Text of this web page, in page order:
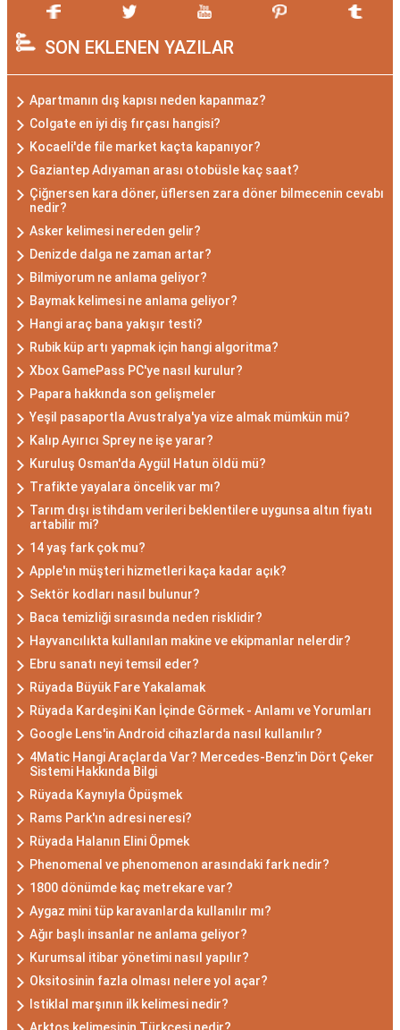
SON EKLENEN YAZILAR
Apartmanın dış kapısı neden kapanmaz?
Colgate en iyi diş fırçası hangisi?
Kocaeli'de file market kaçta kapanıyor?
Gaziantep Adıyaman arası otobüsle kaç saat?
Çiğnersen kara döner, üflersen zara döner bilmecenin cevabı
nedir?
Asker kelimesi nereden gelir?
Denizde dalga ne zaman artar?
Bilmiyorum ne anlama geliyor?
Baymak kelimesi ne anlama geliyor?
Hangi araç bana yakışır testi?
Rubik küp artı yapmak için hangi algoritma?
Xbox GamePass PC'ye nasıl kurulur?
Papara hakkında son gelişmeler
Yeşil pasaportla Avustralya'ya vize almak mümkün mü?
Kalıp Ayırıcı Sprey ne işe yarar?
Kuruluş Osman'da Aygül Hatun öldü mü?
Trafikte yayalara öncelik var mı?
Tarım dışı istihdam verileri beklentilere uygunsa altın fiyatı
artabilir mi?
14 yaş fark çok mu?
Apple'ın müşteri hizmetleri kaça kadar açık?
Sektör kodları nasıl bulunur?
Baca temizliği sırasında neden risklidir?
Hayvancılıkta kullanılan makine ve ekipmanlar nelerdir?
Ebru sanatı neyi temsil eder?
Rüyada Büyük Fare Yakalamak
Rüyada Kardeşini Kan İçinde Görmek - Anlamı ve Yorumları
Google Lens'in Android cihazlarda nasıl kullanılır?
4Matic Hangi Araçlarda Var? Mercedes-Benz'in Dört Çeker
Sistemi Hakkında Bilgi
Rüyada Kaynıyla Öpüşmek
Rams Park'ın adresi neresi?
Rüyada Halanın Elini Öpmek
Phenomenal ve phenomenon arasındaki fark nedir?
1800 dönümde kaç metrekare var?
Aygaz mini tüp karavanlarda kullanılır mı?
Ağır başlı insanlar ne anlama geliyor?
Kurumsal itibar yönetimi nasıl yapılır?
Oksitosinin fazla olması nelere yol açar?
Istiklal marşının ilk kelimesi nedir?